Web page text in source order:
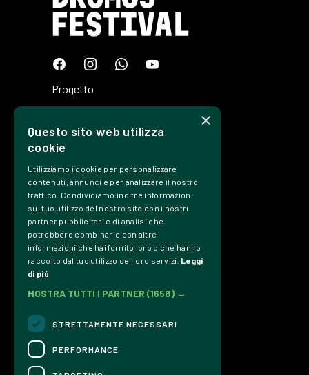
Progetto
Tickets
Precedenti
Contatti
Trasparenza
Privacy Policy
P.IVA & C.Fiscale 01002580957
×
Questo sito web utilizza
cookie
Utilizziamo i cookie per personalizzare
contenuti, annunci e per analizzare il nostro
traffico. Condividiamo inoltre informazioni
sul tuo utilizzo del nostro sito con i nostri
partner pubblicitari e di analisi che
potrebbero combinarle con altre
informazioni che hai fornito loro o che hanno
raccolto dal tuo utilizzo dei loro servizi. Leggi
di più
MOSTRA TUTTI I PARTNER (1658) →
STRETTAMENTE NECESSARI
PERFORMANCE